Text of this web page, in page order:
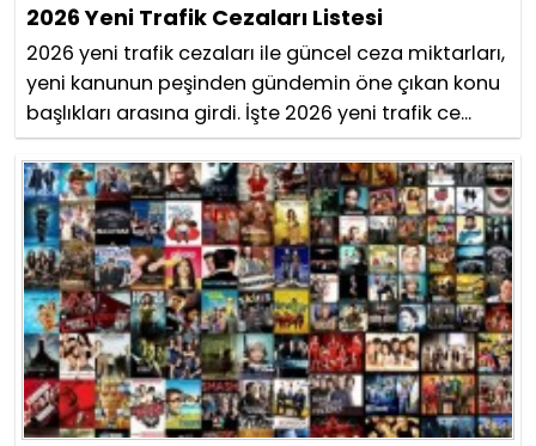
2026 Yeni Trafik Cezaları Listesi
2026 yeni trafik cezaları ile güncel ceza miktarları,
yeni kanunun peşinden gündemin öne çıkan konu
başlıkları arasına girdi. İşte 2026 yeni trafik ce...